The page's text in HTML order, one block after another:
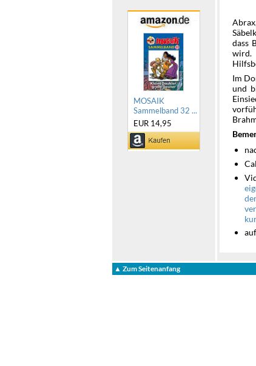
MOSAIK
Sammelband 32 ...
EUR 14,95
dass
wird.
Im
und
▲ Zum Seitenanfang